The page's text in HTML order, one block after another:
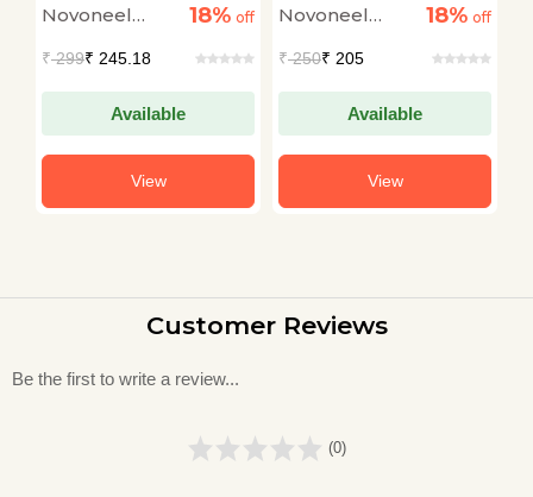
Novoneel
18% off
₹299₹ 245.18
Available
View
Novoneel
18% off
₹250₹ 205
Available
View
Customer Reviews
Be the first to write a review...
(0)